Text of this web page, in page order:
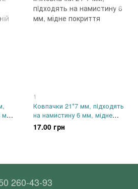
мм,
1
Ковпачки 21*7 мм, пiдходять
на намистину 6 мм, мідне
покриття
17.00 грн
260-43-93